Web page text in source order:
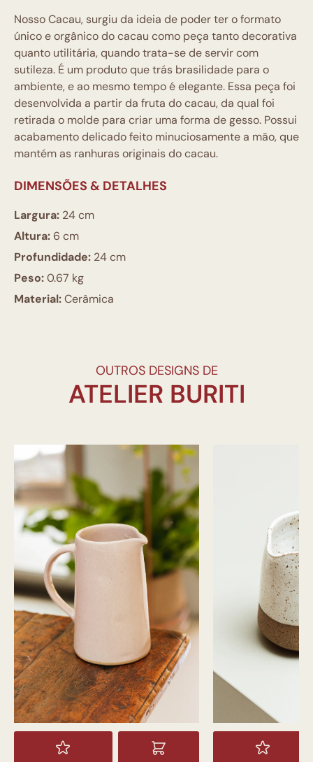
Nosso Cacau, surgiu da ideia de poder ter o formato
único e orgânico do cacau como peça tanto decorativa
quanto utilitária, quando trata-se de servir com
sutileza. É um produto que trás brasilidade para o
ambiente, e ao mesmo tempo é elegante. Essa peça foi
desenvolvida a partir da fruta do cacau, da qual foi
retirada o molde para criar uma forma de gesso. Possui
acabamento delicado feito minuciosamente a mão, que
mantém as ranhuras originais do cacau.
DIMENSÕES & DETALHES
Largura: 24 cm
Altura: 6 cm
Profundidade: 24 cm
Peso:0.67 kg
Material:Cerâmica
OUTROS DESIGNS DE